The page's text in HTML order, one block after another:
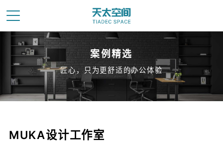
案例精选
匠心，只为更舒适的办公体验
MUKA设计工作室